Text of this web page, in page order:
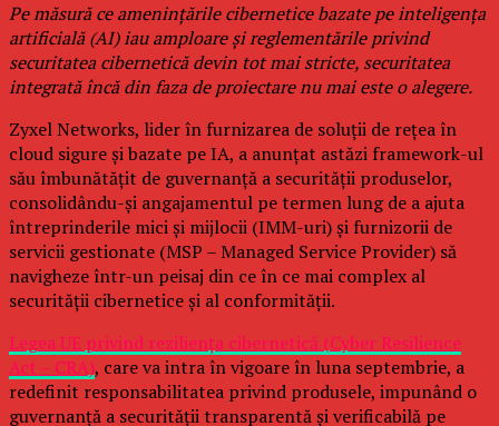
Pe măsură ce amenințările cibernetice bazate pe inteligența
artificială (AI) iau amploare și reglementările privind
securitatea cibernetică devin tot mai stricte, securitatea
integrată încă din faza de proiectare nu mai este o alegere.
Zyxel Networks, lider în furnizarea de soluții de rețea în
cloud sigure și bazate pe IA, a anunțat astăzi framework-ul
său îmbunătățit de guvernanță a securității produselor,
consolidându-și angajamentul pe termen lung de a ajuta
întreprinderile mici și mijlocii (IMM-uri) și furnizorii de
servicii gestionate (MSP – Managed Service Provider) să
navigheze într-un peisaj din ce în ce mai complex al
securității cibernetice și al conformității.
Legea UE privind reziliența cibernetică (Cyber Resilience
Act – CRA), care va intra în vigoare în luna septembrie, a
redefinit responsabilitatea privind produsele, impunând o
guvernanță a securității transparentă și verificabilă pe